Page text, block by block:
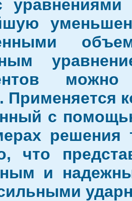
уравнениями
можно
с
решения
что
и